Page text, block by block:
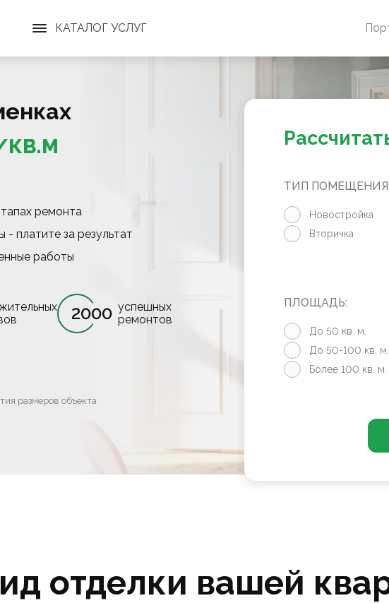
КАТАЛОГ УСЛУГ
КВ.М
ремонта
платите за результат
работы
2000 успешных
ремонтов
размеров объекта
ТИП ПОМЕЩЕНИЯ:
Новостройка
Вторичка
ПЛОЩАДЬ:
До 50 кв. м.
До 50-100 кв. м.
Более 100 кв. м.
отделки вашей